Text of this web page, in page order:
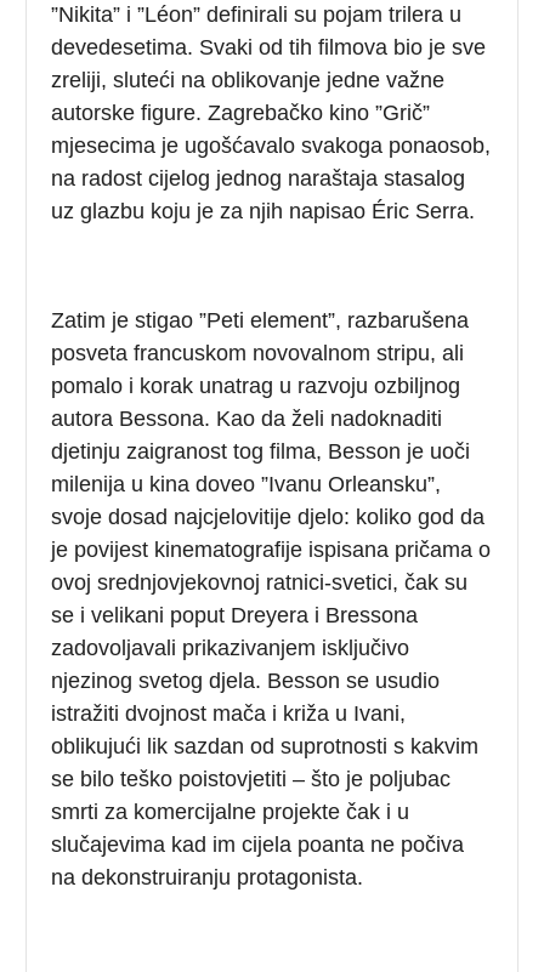
”Nikita” i ”Léon” definirali su pojam trilera u
devedesetima. Svaki od tih filmova bio je sve
zreliji, sluteći na oblikovanje jedne važne
autorske figure. Zagrebačko kino ”Grič”
mjesecima je ugošćavalo svakoga ponaosob,
na radost cijelog jednog naraštaja stasalog
uz glazbu koju je za njih napisao Éric Serra.
Zatim je stigao ”Peti element”, razbarušena
posveta francuskom novovalnom stripu, ali
pomalo i korak unatrag u razvoju ozbiljnog
autora Bessona. Kao da želi nadoknaditi
djetinju zaigranost tog filma, Besson je uoči
milenija u kina doveo ”Ivanu Orleansku”,
svoje dosad najcjelovitije djelo: koliko god da
je povijest kinematografije ispisana pričama o
ovoj srednjovjekovnoj ratnici-svetici, čak su
se i velikani poput Dreyera i Bressona
zadovoljavali prikazivanjem isključivo
njezinog svetog djela. Besson se usudio
istražiti dvojnost mača i križa u Ivani,
oblikujući lik sazdan od suprotnosti s kakvim
se bilo teško poistovjetiti – što je poljubac
smrti za komercijalne projekte čak i u
slučajevima kad im cijela poanta ne počiva
na dekonstruiranju protagonista.